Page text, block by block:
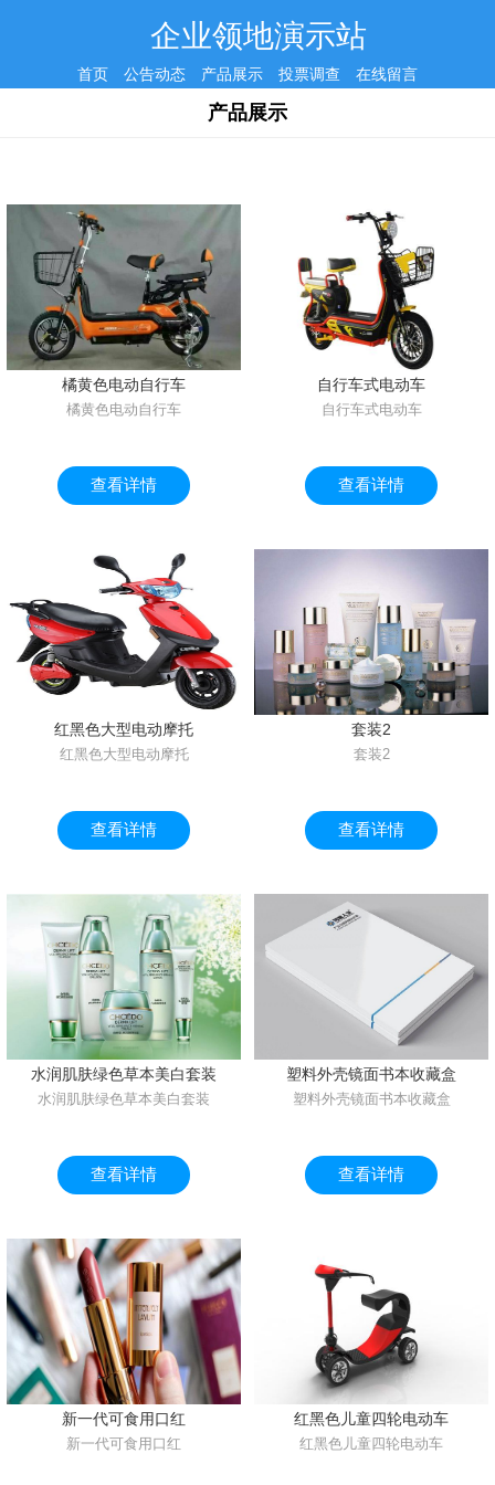
企业领地演示站
首页 公告动态 产品展示 投票调查 在线留言
产品展示
橘黄色电动自行车
橘黄色电动自行车
查看详情
自行车式电动车
自行车式电动车
查看详情
红黑色大型电动摩托
红黑色大型电动摩托
查看详情
套装2
套装2
查看详情
水润肌肤绿色草本美白套装
水润肌肤绿色草本美白套装
查看详情
塑料外壳镜面书本收藏盒
塑料外壳镜面书本收藏盒
查看详情
新一代可食用口红
新一代可食用口红
红黑色儿童四轮电动车
红黑色儿童四轮电动车